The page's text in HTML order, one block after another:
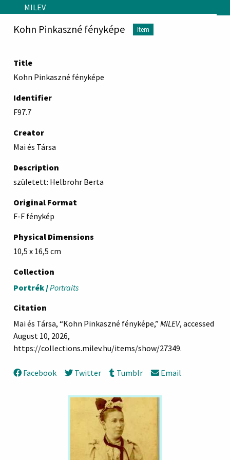
Skip to main content
MILEV
Kohn Pinkaszné fényképe Item
Title
Kohn Pinkaszné fényképe
Identifier
F97.7
Creator
Mai és Társa
Description
született: Helbrohr Berta
Original Format
F-F fénykép
Physical Dimensions
10,5 x 16,5 cm
Collection
Portrék /Portraits
Citation
Mai és Társa, “Kohn Pinkaszné fényképe,” MILEV, accessed
August 10, 2026,
https://collections.milev.hu/items/show/27349.
Facebook Twitter Tumblr Email